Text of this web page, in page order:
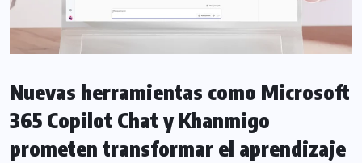
Nuevas herramientas como Microsoft
365 Copilot Chat y Khanmigo
prometen transformar el aprendizaje